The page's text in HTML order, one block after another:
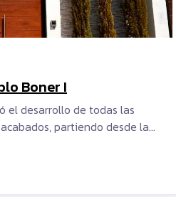
Boner I
el desarrollo de todas las
partiendo desde la…